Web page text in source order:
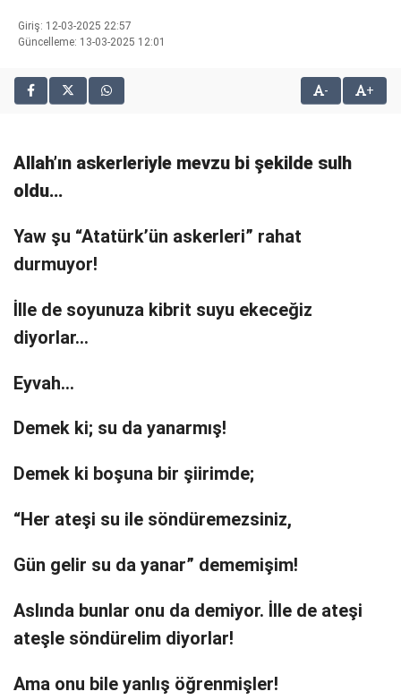
veren
deneme
editorbet
giriş
Giriş: 12-03-2025 22:57
Güncelleme: 13-03-2025 12:01
- +
Allah’ın askerleriyle mevzu bi şekilde sulh
oldu…
Yaw şu “Atatürk’ün askerleri” rahat
durmuyor!
İlle de soyunuza kibrit suyu ekeceğiz
diyorlar…
Eyvah…
Demek ki; su da yanarmış!
Demek ki boşuna bir şiirimde;
“Her ateşi su ile söndüremezsiniz,
Gün gelir su da yanar” dememişim!
Aslında bunlar onu da demiyor. İlle de ateşi
ateşle söndürelim diyorlar!
Ama onu bile yanlış öğrenmişler!